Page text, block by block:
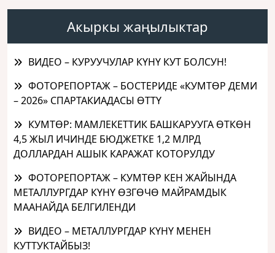
Акыркы жаңылыктар
ВИДЕО – КУРУУЧУЛАР КҮНҮ КУТ БОЛСУН!
ФОТОРЕПОРТАЖ – БОСТЕРИДЕ «КУМТӨР ДЕМИ
– 2026» СПАРТАКИАДАСЫ ӨТТҮ
КУМТӨР: МАМЛЕКЕТТИК БАШКАРУУГА ӨТКӨН
4,5 ЖЫЛ ИЧИНДЕ БЮДЖЕТКЕ 1,2 МЛРД
ДОЛЛАРДАН АШЫК КАРАЖАТ КОТОРУЛДУ
ФОТОРЕПОРТАЖ – КУМТӨР КЕН ЖАЙЫНДА
МЕТАЛЛУРГДАР КҮНҮ ӨЗГӨЧӨ МАЙРАМДЫК
МААНАЙДА БЕЛГИЛЕНДИ
ВИДЕО – МЕТАЛЛУРГДАР КҮНҮ МЕНЕН
КУТТУКТАЙБЫЗ!